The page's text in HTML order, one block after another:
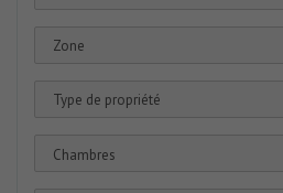
Zone
Type de propriété